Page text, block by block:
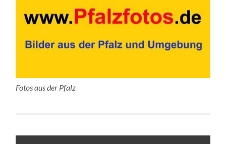
Fotos aus der Pfalz